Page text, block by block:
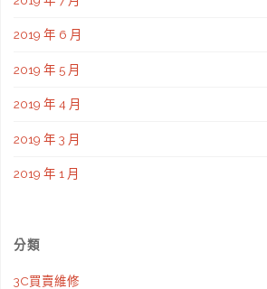
2019 年 6 月
2019 年 5 月
2019 年 4 月
2019 年 3 月
2019 年 1 月
分類
3C買賣維修